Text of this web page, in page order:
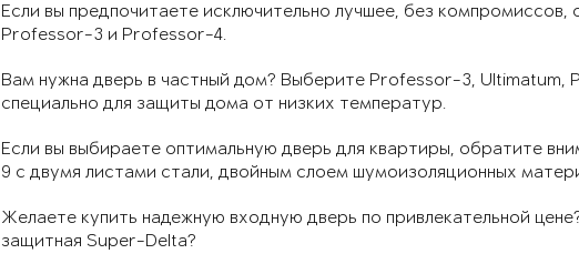
Если вы предпочитаете исключительно лучшее, без
Professor-3 и Professor-4.
Вам нужна дверь в частный дом? Выберите Professor-3, Ultimatum,
специально для защиты дома от низких температур.
Если вы выбираете оптимальную дверь для квартиры, обратите
9 с двумя листами стали, двойным слоем шумоизоляционных
Желаете купить надежную входную дверь по привлекательной
защитная Super-Delta?